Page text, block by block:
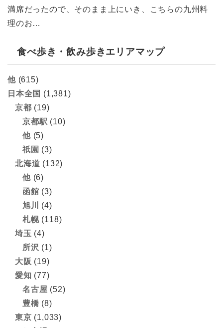
満席だったので、そのまま上にいき、こちらの九州料
理のお…
食べ歩き・飲み歩きエリアマップ
他(615)
日本全国 (1,381)
京都 (19)
京都駅 (10)
他(5)
祇園 (3)
北海道 (132)
他(6)
函館 (3)
旭川
(4)
札幌(118)
埼玉 (4)
所沢 (1)
大阪 (19)
愛知 (77)
名古屋 (52)
豊橋 (8)
東京 (1,033)